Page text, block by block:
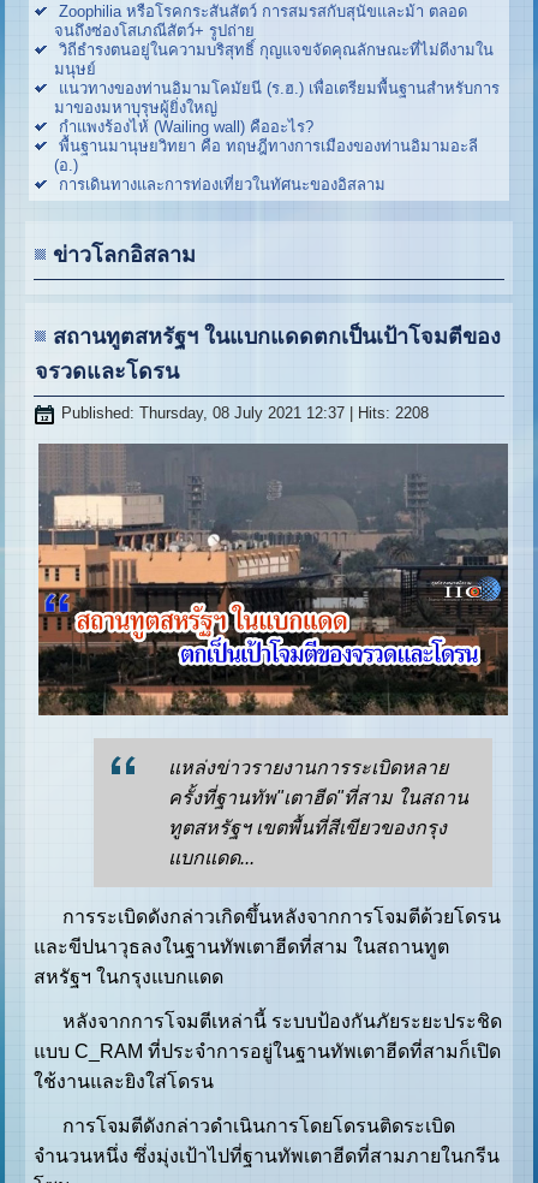
Zoophilia หรือโรคกระสันสัตว์ การสมรสกับสุนัขและม้า ตลอด
จนถึงซ่องโสเภณีสัตว์+ รูปถ่าย
วิถีธำรงตนอยู่ในความบริสุทธิ์ กุญแจขจัดคุณลักษณะที่ไม่ดีงามใน
มนุษย์
แนวทางของท่านอิมามโคมัยนี (ร.ฮ.) เพื่อเตรียมพื้นฐานสำหรับการ
มาของมหาบุรุษผู้ยิ่งใหญ่
กำแพงร้องไห้ (Wailing wall) คืออะไร?
พื้นฐานมานุษยวิทยา คือ ทฤษฎีทางการเมืองของท่านอิมามอะลี
(อ.)
การเดินทางและการท่องเที่ยวในทัศนะของอิสลาม
ข่าวโลกอิสลาม
สถานทูตสหรัฐฯ ในแบกแดดตกเป็นเป้าโจมตีของ
จรวดและโดรน
Published: Thursday, 08 July 2021 12:37 | Hits: 2208
แหล่งข่าวรายงานการระเบิดหลาย
ครั้งที่ฐานทัพ"เตาฮีด"ที่สาม ในสถาน
ทูตสหรัฐฯ เขตพื้นที่สีเขียวของกรุง
แบกแดด...
การระเบิดดังกล่าวเกิดขึ้นหลังจากการโจมตีด้วยโดรน
และขีปนาวุธลงในฐานทัพเตาฮีดที่สาม ในสถานทูต
สหรัฐฯ ในกรุงแบกแดด
หลังจากการโจมตีเหล่านี้ ระบบป้องกันภัยระยะประชิด
แบบ C_RAM ที่ประจำการอยู่ในฐานทัพเตาฮีดที่สามก็เปิด
ใช้งานและยิงใส่โดรน
การโจมตีดังกล่าวดำเนินการโดยโดรนติดระเบิด
จำนวนหนึ่ง ซึ่งมุ่งเป้าไปที่ฐานทัพเตาฮีดที่สามภายในกรีน